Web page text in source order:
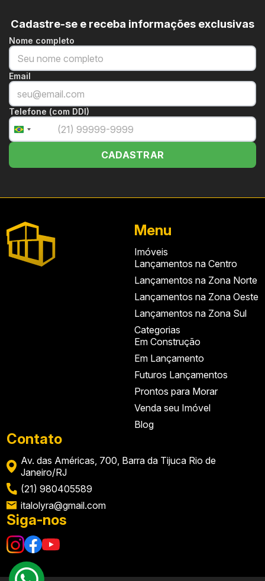
Cadastre-se e receba informações exclusivas
Nome completo
Email
Telefone (com DDI)
Brazil
+55
CADASTRAR
Menu
Imóveis
Lançamentos na Centro
Lançamentos na Zona Norte
Lançamentos na Zona Oeste
Lançamentos na Zona Sul
Categorias
Em Construção
Em Lançamento
Futuros Lançamentos
Prontos para Morar
Venda seu Imóvel
Blog
Contato
Av. das Américas, 700, Barra da Tijuca Rio de
Janeiro/RJ
(21) 980405589
italolyra@gmail.com
Siga-nos